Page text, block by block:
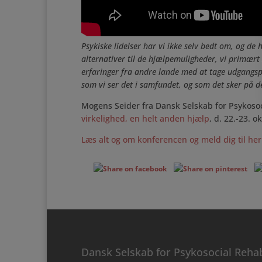
Psykiske lidelser har vi ikke selv bedt om, og
alternativer til de hjælpemuligheder, vi primært
erfaringer fra andre lande med at tage
som vi ser det i samfundet, og som det sker på
Mogens Seider fra Dansk Selskab for
virkelighed, en helt anden hjælp, d. 22.-23.
Læs alt og om konferencen og meld dig til her
Dansk Selskab for Psykosocial